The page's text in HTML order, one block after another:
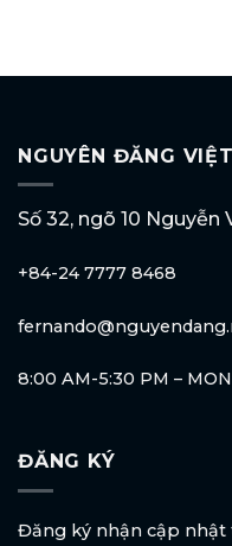
NGUYÊN ĐĂNG
Số 32, ngõ 10 Nguyễn
+84-24 7777 8468
8:00 AM-5:30 PM –
ĐĂNG KÝ
Đăng ký nhận cập